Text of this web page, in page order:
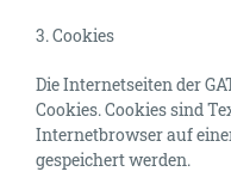
3. Cookies
Die Internetseiten der
Cookies. Cookies sind
Internetbrowser auf
gespeichert werden.